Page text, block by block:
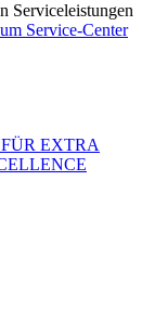
Serviceleistungen
Service-Center